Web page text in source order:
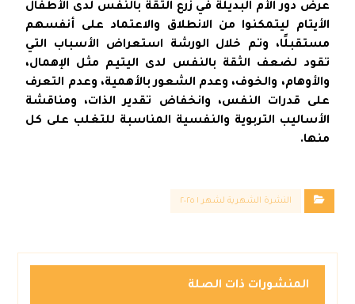
عرض دور الأم البديلة في زرع الثقة بالنفس لدى الأطفال
الأيتام ليتمكنوا من الانطلاق والاعتماد على أنفسهم
مستقبلًا، وتم خلال الورشة استعراض الأسباب التي
تقود لضعف الثقة بالنفس لدى اليتيم مثل الإهمال،
والأوهام، والخوف، وعدم الشعور بالأهمية، وعدم التعرف
على قدرات النفس، وانخفاض تقدير الذات، ومناقشة
الأساليب التربوية والنفسية المناسبة للتغلب على كل
منها.
النشرة الشهرية لشهر ١ ٢٠٢٥
المنشورات ذات الصلة